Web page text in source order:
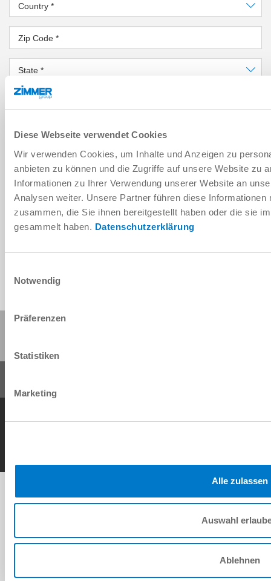
Diese Webseite verwendet Cookies
Wir verwenden Cookies, um Inhalte und Anzeigen zu
anbieten zu können und die Zugriffe auf unsere Website zu
Informationen zu Ihrer Verwendung unserer Website an
Analysen weiter. Unsere Partner führen diese
zusammen, die Sie ihnen bereitgestellt haben oder die sie
gesammelt haben. Datenschutzerklärung
Notwendig
Präferenzen
Statistiken
Marketing
Alle zulassen
Auswahl
Ablehnen
Country *
Zip Code *
State *
MESSAGE
Please proof that you are human
I have read and agree to theprivacy policy.